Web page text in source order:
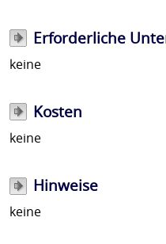
Erforderliche
keine
Kosten
keine
Hinweise
keine